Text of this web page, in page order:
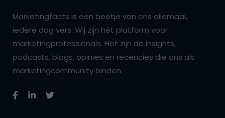
Marketingfacts is een beetje van ons allemaal,
iedere dag vers. Wij zijn hét platform voor
marketingprofessionals. Het zijn de insights,
podcasts, blogs, opinies en recencies die ons als
marketingcommunity binden.